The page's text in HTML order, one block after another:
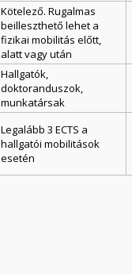
Kötelező. Rugalmas
beilleszthető lehet a
fizikai mobilitás előtt,
alatt vagy után
Hallgatók,
doktoranduszok,
munkatársak
Legalább 3 ECTS a
hallgatói mobilitások
esetén